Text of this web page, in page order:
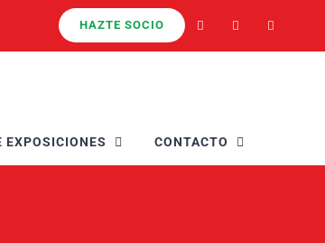
HAZTE SOCIO
EXPOSICIONES CONTACTO